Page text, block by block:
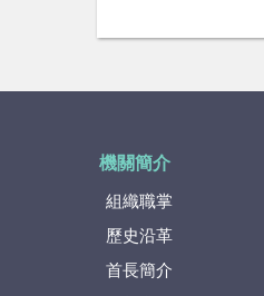
機關簡介
組織職掌
歷史沿革
首長簡介